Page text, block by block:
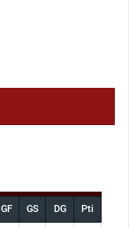
GF GS DG Pti